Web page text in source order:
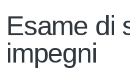
Esame di
impegni